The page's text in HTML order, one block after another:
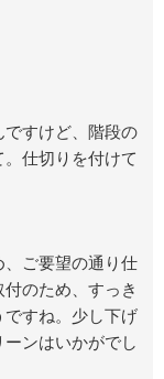
すけど、階段の
仕切りを付けて
ご要望の通り仕
のため、すっき
ですね。少し下げ
ンはいかがでし